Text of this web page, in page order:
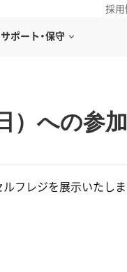
採用
サポート・保守
）への参
フレジを展示いたしま